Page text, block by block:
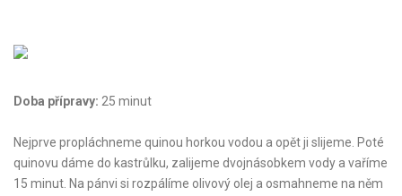
Doba přípravy: 25 minut
Nejprve propláchneme quinou horkou vodou a opět ji slijeme. Poté
quinovu dáme do kastrůlku, zalijeme dvojnásobkem vody a vaříme
15 minut. Na pánvi si rozpálíme olivový olej a osmahneme na něm